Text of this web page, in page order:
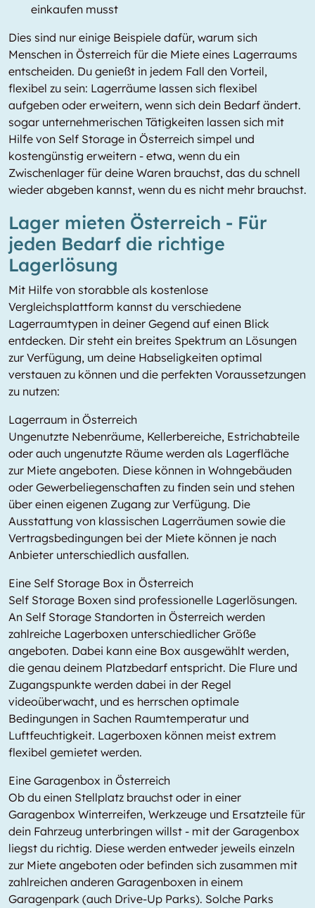
einkaufen musst
Dies sind nur einige Beispiele dafür, warum sich
Menschen in Österreich für die Miete eines Lagerraums
entscheiden. Du genießt in jedem Fall den Vorteil,
flexibel zu sein: Lagerräume lassen sich flexibel
aufgeben oder erweitern, wenn sich dein Bedarf ändert.
sogar unternehmerischen Tätigkeiten lassen sich mit
Hilfe von Self Storage in Österreich simpel und
kostengünstig erweitern - etwa, wenn du ein
Zwischenlager für deine Waren brauchst, das du schnell
wieder abgeben kannst, wenn du es nicht mehr brauchst.
Lager mieten Österreich - Für
jeden Bedarf die richtige
Lagerlösung
Mit Hilfe von storabble als kostenlose
Vergleichsplattform kannst du verschiedene
Lagerraumtypen in deiner Gegend auf einen Blick
entdecken. Dir steht ein breites Spektrum an Lösungen
zur Verfügung, um deine Habseligkeiten optimal
verstauen zu können und die perfekten Voraussetzungen
zu nutzen:
Lagerraum in Österreich
Ungenutzte Nebenräume, Kellerbereiche, Estrichabteile
oder auch ungenutzte Räume werden als Lagerfläche
zur Miete angeboten. Diese können in Wohngebäuden
oder Gewerbeliegenschaften zu finden sein und stehen
über einen eigenen Zugang zur Verfügung. Die
Ausstattung von klassischen Lagerräumen sowie die
Vertragsbedingungen bei der Miete können je nach
Anbieter unterschiedlich ausfallen.
Eine Self Storage Box in Österreich
Self Storage Boxen sind professionelle Lagerlösungen.
An Self Storage Standorten in Österreich werden
zahlreiche Lagerboxen unterschiedlicher Größe
angeboten. Dabei kann eine Box ausgewählt werden,
die genau deinem Platzbedarf entspricht. Die Flure und
Zugangspunkte werden dabei in der Regel
videoüberwacht, und es herrschen optimale
Bedingungen in Sachen Raumtemperatur und
Luftfeuchtigkeit. Lagerboxen können meist extrem
flexibel gemietet werden.
Eine Garagenbox in Österreich
Ob du einen Stellplatz brauchst oder in einer
Garagenbox Winterreifen, Werkzeuge und Ersatzteile für
dein Fahrzeug unterbringen willst - mit der Garagenbox
liegst du richtig. Diese werden entweder jeweils einzeln
zur Miete angeboten oder befinden sich zusammen mit
zahlreichen anderen Garagenboxen in einem
Garagenpark (auch Drive-Up Parks). Solche Parks